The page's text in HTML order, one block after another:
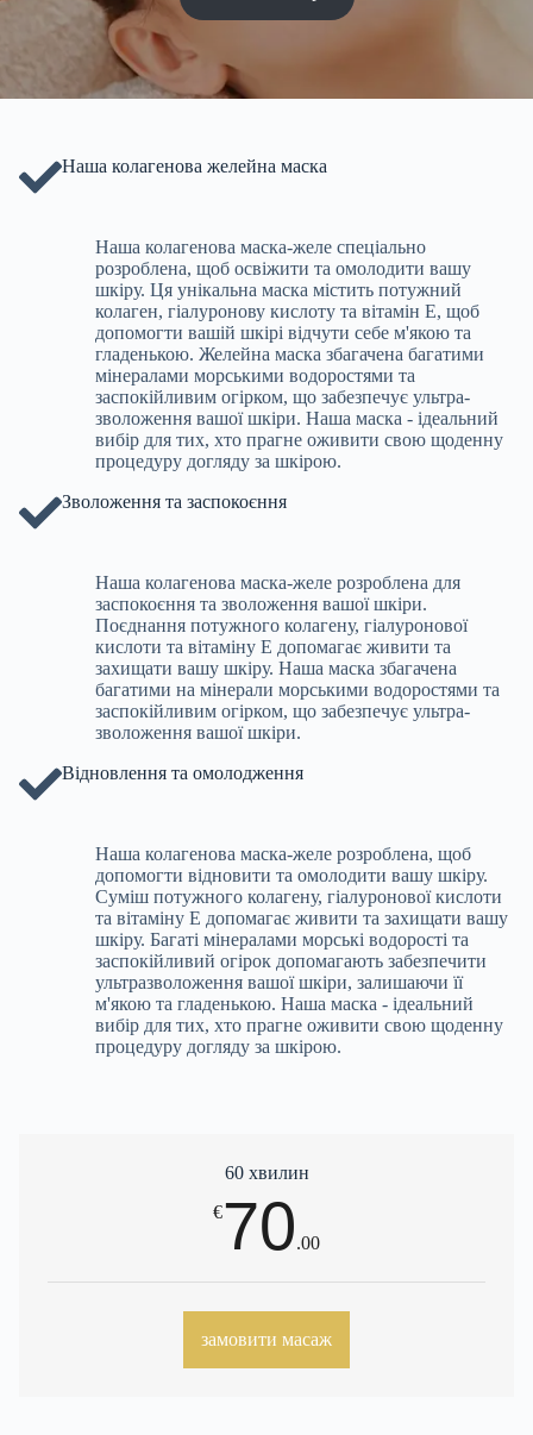
Наша колагенова желейна маска
Наша колагенова маска-желе спеціально
розроблена, щоб освіжити та омолодити вашу
шкіру. Ця унікальна маска містить потужний
колаген, гіалуронову кислоту та вітамін Е, щоб
допомогти вашій шкірі відчути себе м'якою та
гладенькою. Желейна маска збагачена багатими
мінералами морськими водоростями та
заспокійливим огірком, що забезпечує ультра-
зволоження вашої шкіри. Наша маска - ідеальний
вибір для тих, хто прагне оживити свою щоденну
процедуру догляду за шкірою.
Зволоження та заспокоєння
Наша колагенова маска-желе розроблена для
заспокоєння та зволоження вашої шкіри.
Поєднання потужного колагену, гіалуронової
кислоти та вітаміну Е допомагає живити та
захищати вашу шкіру. Наша маска збагачена
багатими на мінерали морськими водоростями та
заспокійливим огірком, що забезпечує ультра-
зволоження вашої шкіри.
Відновлення та омолодження
Наша колагенова маска-желе розроблена, щоб
допомогти відновити та омолодити вашу шкіру.
Суміш потужного колагену, гіалуронової кислоти
та вітаміну Е допомагає живити та захищати вашу
шкіру. Багаті мінералами морські водорості та
заспокійливий огірок допомагають забезпечити
ультразволоження вашої шкіри, залишаючи її
м'якою та гладенькою. Наша маска - ідеальний
вибір для тих, хто прагне оживити свою щоденну
процедуру догляду за шкірою.
60 хвилин
€70.00
замовити масаж